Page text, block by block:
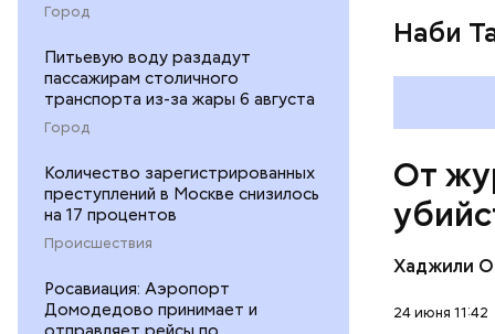
Город
Питьевую воду раздадут
пассажирам столичного
транспорта из-за жары 6 августа
Город
Количество зарегистрированных
преступлений в Москве снизилось
на 17 процентов
Происшествия
Росавиация: Аэропорт
Домодедово принимает и
Наби
От
Хаджили
24 июня 11:42
26
и
туризма.
канала
спину.
но